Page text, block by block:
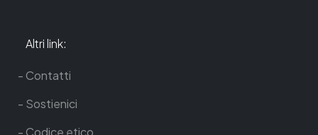
Altri link:
Contatti
Sostienici
Codice etico